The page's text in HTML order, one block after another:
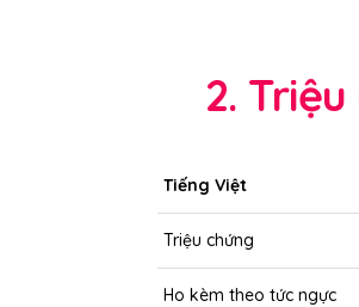
2.
Tiếng Việt
Triệu chứng
Ho kèm theo tức ngực